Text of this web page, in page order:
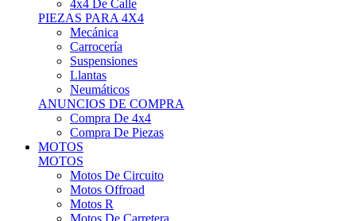
4x4 De Calle
PIEZAS PARA 4X4
Mecánica
Carrocería
Suspensiones
Llantas
Neumáticos
ANUNCIOS DE COMPRA
Compra De 4x4
Compra De Piezas
MOTOS
MOTOS
Motos De Circuito
Motos Offroad
Motos R
Motos De Carretera